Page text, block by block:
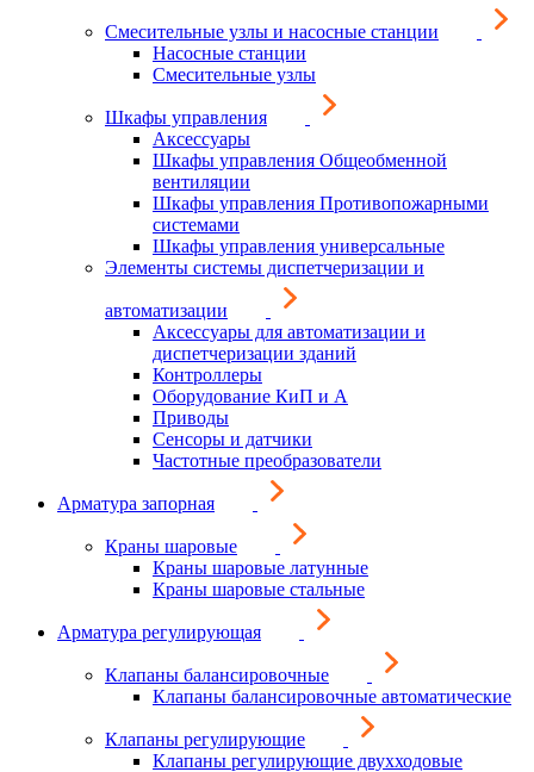
Смесительные узлы и насосные станции
Насосные станции
Смесительные узлы
Шкафы управления
Аксессуары
Шкафы управления Общеобменной
вентиляции
Шкафы управления Противопожарными
системами
Шкафы управления универсальные
Элементы системы диспетчеризации и
автоматизации
Аксессуары для автоматизации и
диспетчеризации зданий
Контроллеры
Оборудование КиП и А
Приводы
Сенсоры и датчики
Частотные преобразователи
Арматура запорная
Краны шаровые
Краны шаровые латунные
Краны шаровые стальные
Арматура регулирующая
Клапаны балансировочные
Клапаны балансировочные автоматические
Клапаны регулирующие
Клапаны регулирующие двухходовые